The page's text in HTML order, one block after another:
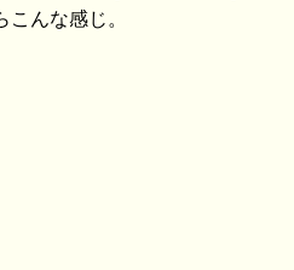
んな感じ。